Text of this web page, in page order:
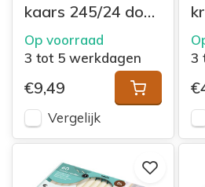
kaars 245/24 doos
8 Cloudy White
Op voorraad
3 tot 5 werkdagen
€9,49
Vergelijk
3